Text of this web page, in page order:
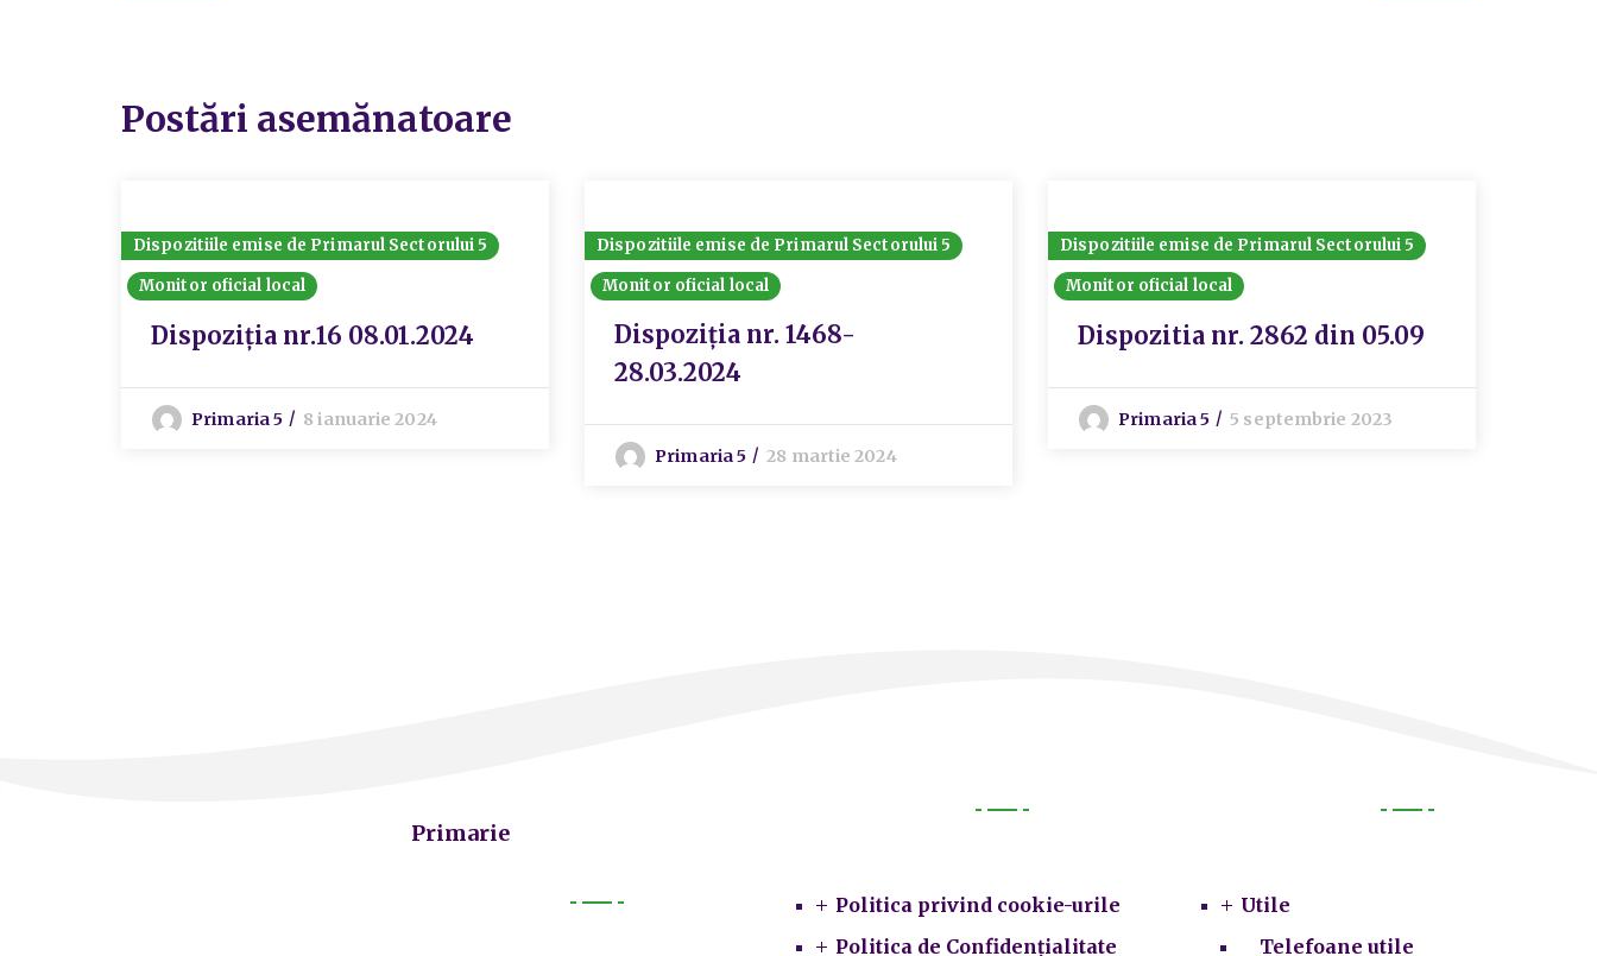
Postări asemănatoare
Dispozitiile emise de Primarul Sectorului 5
Monitor oficial local
Dispoziția nr.16 08.01.2024
Primaria 5 8 ianuarie 2024
Dispozitiile emise de Primarul Sectorului 5
Monitor oficial local
Dispoziția nr. 1468-
28.03.2024
Primaria 5 28 martie 2024
Dispozitiile emise de Primarul Sectorului 5
Monitor oficial local
Dispozitia nr. 2862 din 05.09
Primaria 5 5 septembrie 2023
Primarie
Politica privind cookie-urile
Politica de Confidențialitate
Utile
Telefoane utile